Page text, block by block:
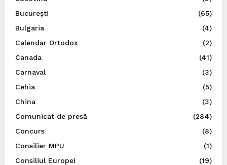
București
(65)
Bulgaria
(4)
Calendar Ortodox
(2)
Canada
(41)
Carnaval
(3)
Cehia
(5)
China
(3)
Comunicat de presă
(284)
Concurs
(8)
Consilier MPU
(1)
Consiliul Europei
(19)